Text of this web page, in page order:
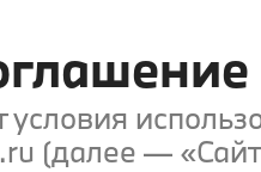
(далее —